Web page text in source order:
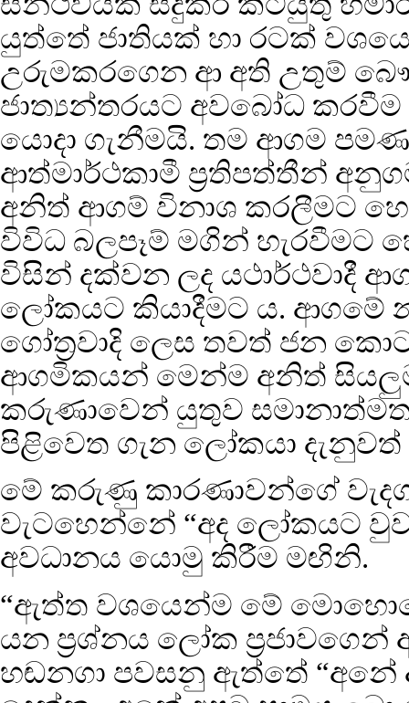
යුත්තේ ජාතියක් හා රටක්
උරුමකරගෙන ආ අති උතුම්
ජාත්‍යන්තරයට අවබෝධ කරවීම
යොදා ගැනීමයි. තම ආගම
ආත්මාර්ථකාමී ප්‍රතිපත්තීන්
අනිත් ආගම් විනාශ කරලීමට
විවිධ බලපෑම් මගින් හැරවීමට
විසින් දක්වන ලද යථාර්ථවාදී
ලෝකයට කියාදීමට ය. ආගමේ
ගෝත්‍රවාදි ලෙස තවත් ජන
ආගමිකයන් මෙන්ම අනිත්
කරුණාවෙන් යුතුව
පිළිවෙත ගැන ලෝකයා දැනුවත්
මේ කරුණු කාරණාවන්ගේ
වැටහෙන්නේ “අද ලෝකයට
අවධානය යොමු කිරීම මඟිනි.
“ඇත්ත වශයෙන්ම මේ
යන ප්‍රශ්නය ලෝක
හඬනගා පවසනු ඇත්තේ “අනේ